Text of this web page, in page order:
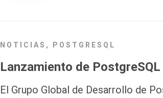
NOTICIAS , POSTGRESQL
Lanzamiento de
El Grupo Global de Desarrollo de